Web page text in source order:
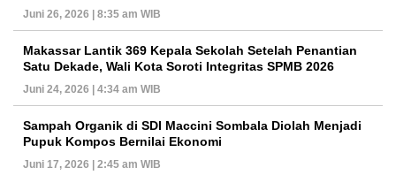
Juni 26, 2026 | 8:35 am WIB
Makassar Lantik 369 Kepala Sekolah Setelah Penantian
Satu Dekade, Wali Kota Soroti Integritas SPMB 2026
Juni 24, 2026 | 4:34 am WIB
Sampah Organik di SDI Maccini Sombala Diolah Menjadi
Pupuk Kompos Bernilai Ekonomi
Juni 17, 2026 | 2:45 am WIB